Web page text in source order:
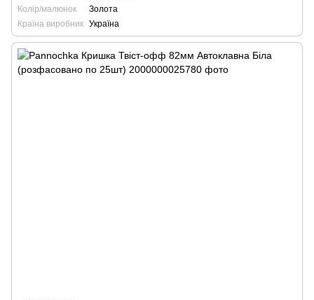
Колір/малюнок
Золота
Країна виробник Україна